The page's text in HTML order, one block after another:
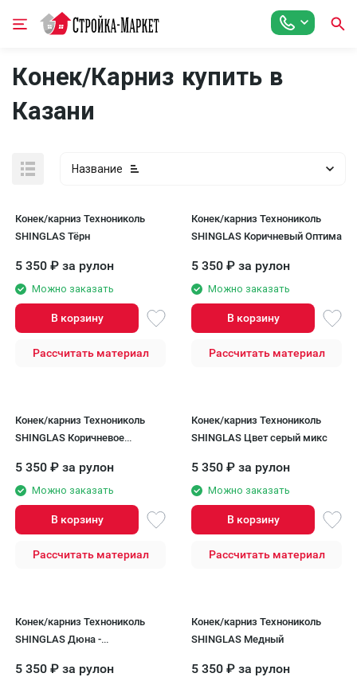
Конек/Карниз купить в
Казани
Название
Конек/карниз Технониколь
SHINGLAS Тёрн
5 350 ₽ за рулон
Можно заказать
В корзину
Рассчитать материал
Конек/карниз Технониколь
SHINGLAS Коричневый Оптима
5 350 ₽ за рулон
Можно заказать
В корзину
Рассчитать материал
Конек/карниз Технониколь
SHINGLAS Коричневое
5 350 ₽ за рулон
Можно заказать
В корзину
Рассчитать материал
Конек/карниз Технониколь
SHINGLAS Цвет серый микс
5 350 ₽ за рулон
Можно заказать
В корзину
Рассчитать материал
Конек/карниз Технониколь
SHINGLAS Дюна -
Дюна от Технониколь
5 350 ₽ за рулон
Конек/карниз Технониколь
SHINGLAS Медный
5 350 ₽ за рулон